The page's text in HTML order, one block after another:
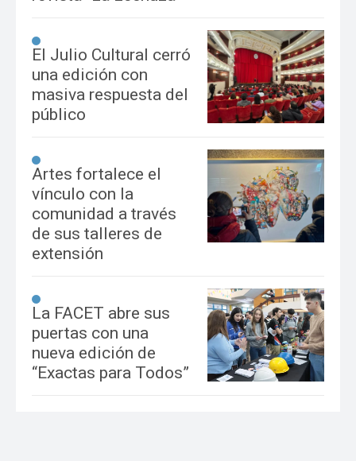
El Julio Cultural cerró
una edición con
masiva respuesta del
público
Artes fortalece el
vínculo con la
comunidad a través
de sus talleres de
extensión
La FACET abre sus
puertas con una
nueva edición de
“Exactas para Todos”